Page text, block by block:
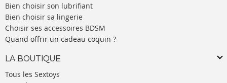
Bien choisir son lubrifiant
Bien choisir sa lingerie
Choisir ses accessoires BDSM
Quand offrir un cadeau coquin ?
LA BOUTIQUE
Tous les Sextoys